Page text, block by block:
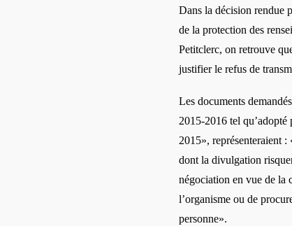
Dans la décision rendue
de la protection des
Petitclerc, on retrouve
justifier le refus de
Les documents demandé
2015-2016 tel qu’adopté
2015», représenteraient :
dont la divulgation
négociation en vue de la
l’organisme ou de
personne».